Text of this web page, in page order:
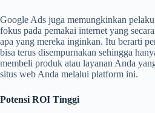
Google Ads juga memungkinkan
fokus pada pemakai internet yang
apa yang mereka inginkan. Itu berarti
bisa terus disempurnakan sehingga
membeli produk atau layanan Anda
situs web Anda melalui platform ini.
Potensi ROI Tinggi